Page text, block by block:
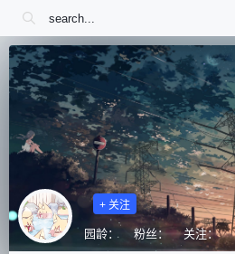
+ 关注
园龄： 粉丝： 关注：